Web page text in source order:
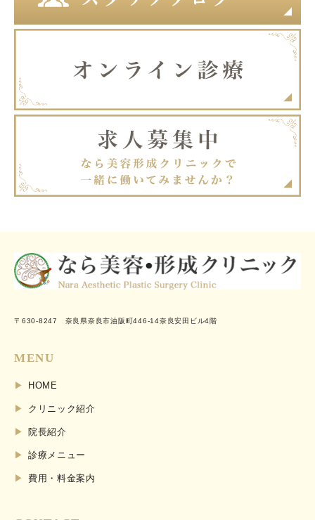
〒630-8247 奈良県奈良市油阪町446-14奈良安田ビル4階
MENU
HOME
クリニック紹介
院長紹介
診療メニュー
費用・料金案内